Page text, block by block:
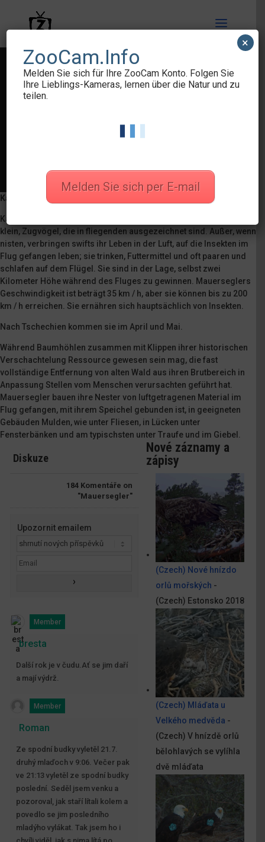
Kamera aus Nistkasten von
Kamera aus zwei Nistkästen von Mauersegler. Mauersegler sind
klein, Zugvögel, die in fliegenden ausgezeichnet sind. Außer, wenn
nisten, verbringen swifts ihr Leben in der Luft, auf die Insekten im
Flug gefangen leben; sie trinken, Futtermittel und oft paaren und
schlafen auf dem Flügel. Sie sind in der Lage, selbst zwei
Kilometer Höhe während des Fluges zu gewinnen. Mauerseglers
Geschwindigkeit ist beträgt 35 km / h, aber sie können bis zu 200
km / h erreichen. Sie ernähren sich hauptsächlich von Insekten.
Nach Tschechien kommen sie im April und Mai.
Während Baumhöhlen zusammen mit Klippen ihrer historischen
Verschachtelung Ressource gewesen sein mag, die fast
vollständige Entfernung von alten Wald aus ihren Brutbereich in
Anpassung Stellen vom Menschen verursachten geführt hat.
Mauersegler bauen ihre Nester von luftgetragenen Material im
Flug gefangen, mit ihrem Speichel gebunden ist, in geeigneten
Gebäuden Mulden, wie unter Fliesen, in Lücken unter
Fensterbänken und am typischsten unter Traufe und im Giebel.
Nové záznamy a
zápisy
(Czech) Nové hnízdo
orlů mořských -
(Czech) Estonsko 2018
(Czech) Mláďata u
Velkého medvěda -
(Czech) V hnízdě orlů
bělohlavých se vylíhla
dvě mláďata
Diskuze
184Komentáře on
"Mauersegler"
Upozornit emailem
Member
bresta
Další rok je v čudu.Ať se jim daří
a mají výdrž.
Member
Roman
Ze spodní budky vyletěl 21.7.
druhý mlaďoch v 9:06. Večer pak
ve 21:13 vyletěl ze spodní budky
poslední. Seděl jsem venku a
pozoroval, jak staří lítali kolem a
povedlo se jim posledního
mladýho vylákat. Tak jsem ho i
ZooCam.Info
Melden Sie sich für Ihre ZooCam Konto. Folgen Sie
Ihre Lieblings-Kameras, lernen über die Natur und zu
teilen.
Melden Sie sich per E-mail
×